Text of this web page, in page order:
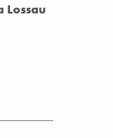
Lossau